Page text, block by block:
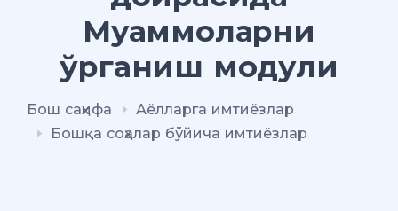
Муаммоларни
ўрганиш модули
Бош саҳифа
Аёлларга имтиёзлар
Бошқа соҳалар бўйича имтиёзлар